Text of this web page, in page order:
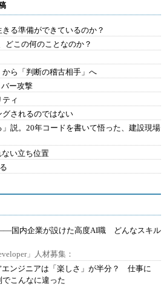
る準備ができているのか？
どこの何のことなのか？
ら「判断の稽古相手」へ
ー攻撃
ィ
されるのではない
」説。20年コードを書いて悟った、建設現場
い立ち位置
国内企業が設けた高度AI職 どんなスキル
」人材募集：
エンジニアは「楽しさ」が半分？ 仕事に
でこんなに違った